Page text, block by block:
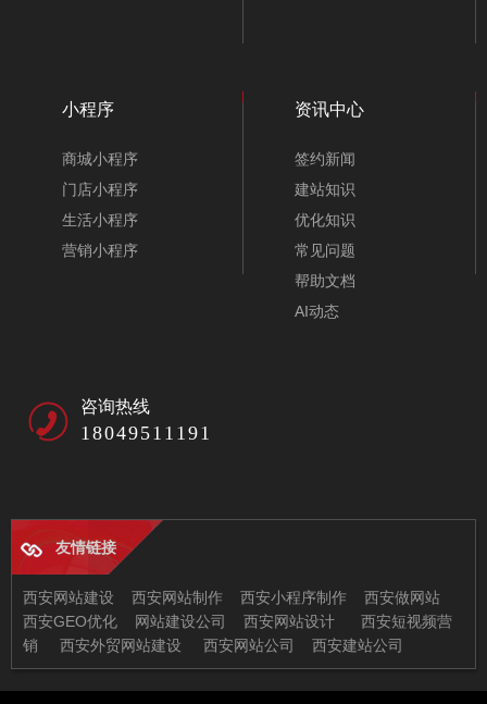
展览展示公司网站模板-A10136-1
智能家居网站模板-A10055
小程序
商城小程序
门店小程序
生活小程序
营销小程序
资讯中心
签约新闻
建站知识
优化知识
常见问题
帮助文档
AI动态
咨询热线
18049511191
友情链接
西安网站建设 西安网站制作 西安小程序制作
西安做网站
西安GEO优化
网站建设公司 西安网站设计
西安短视频营
销
西安外贸网站建设 西安网站公司 西安建站公司